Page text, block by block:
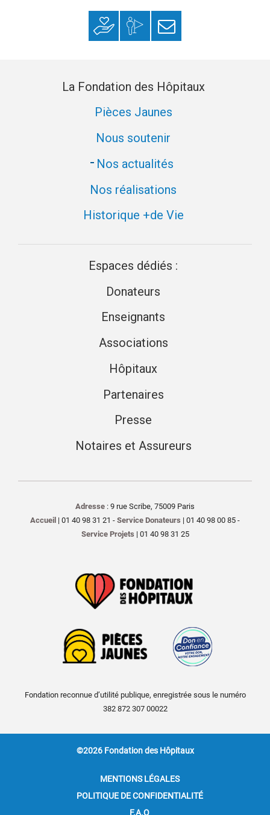
publications
Faire un donMon espace
donateur
S’inscrire à la
newsletter
La Fondation des Hôpitaux
Pièces Jaunes
Nous soutenir
Nos actualités
Nos réalisations
Historique +de Vie
Espaces dédiés :
Donateurs
Enseignants
Associations
Hôpitaux
Partenaires
Presse
Notaires et Assureurs
Adresse : 9 rue Scribe, 75009 Paris
Accueil | 01 40 98 31 21 - Service Donateurs | 01 40 98 00 85 -
Service Projets | 01 40 98 31 25
Fondation reconnue d’utilité publique, enregistrée sous le numéro
382 872 307 00022
©2026 Fondation des Hôpitaux
MENTIONS LÉGALES
POLITIQUE DE CONFIDENTIALITÉ
F.A.Q